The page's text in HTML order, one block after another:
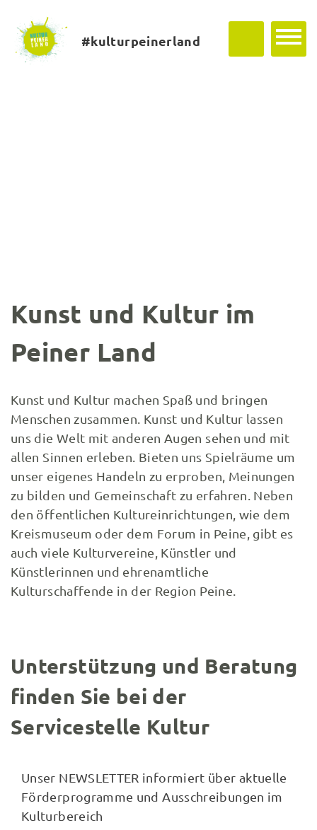
#kulturpeinerland
Kunst und Kultur im
Peiner Land
Kunst und Kultur machen Spaß und bringen
Menschen zusammen. Kunst und Kultur lassen
uns die Welt mit anderen Augen sehen und mit
allen Sinnen erleben. Bieten uns Spielräume um
unser eigenes Handeln zu erproben, Meinungen
zu bilden und Gemeinschaft zu erfahren. Neben
den öffentlichen Kultureinrichtungen, wie dem
Kreismuseum oder dem Forum in Peine, gibt es
auch viele Kulturvereine, Künstler und
Künstlerinnen und ehrenamtliche
Kulturschaffende in der Region Peine.
Unterstützung und Beratung
finden Sie bei der
Servicestelle Kultur
Unser NEWSLETTER informiert über aktuelle
Förderprogramme und Ausschreibungen im
Kulturbereich